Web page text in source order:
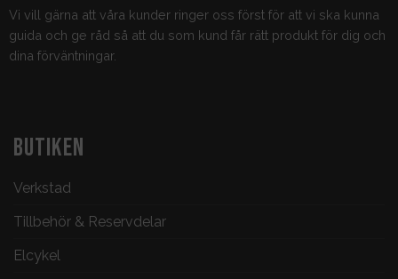
Vi vill gärna att våra kunder ringer oss först för att vi ska kunna
guida och ge råd så att du som kund får rätt produkt för dig och
dina förväntningar.
BUTIKEN
Verkstad
Tillbehör & Reservdelar
Elcykel